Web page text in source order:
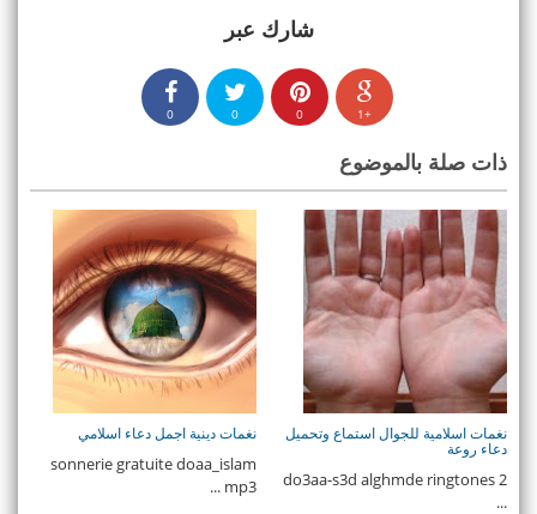
شارك عبر
0 0 0 +1
ذات صلة بالموضوع
نغمات اسلامية للجوال استماع وتحميل
دعاء روعة
do3aa-s3d alghmde ringtones 2
...
نغمات دينية اجمل دعاء اسلامي
sonnerie gratuite doaa_islam
mp3 ...